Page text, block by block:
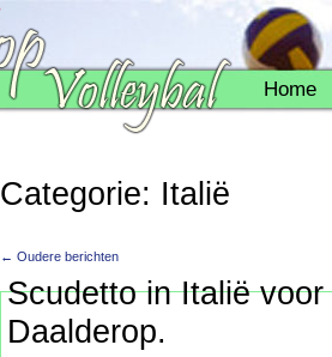
Home
Categorie: Italië
← Oudere berichten
Scudetto in Italië
Daalderop.